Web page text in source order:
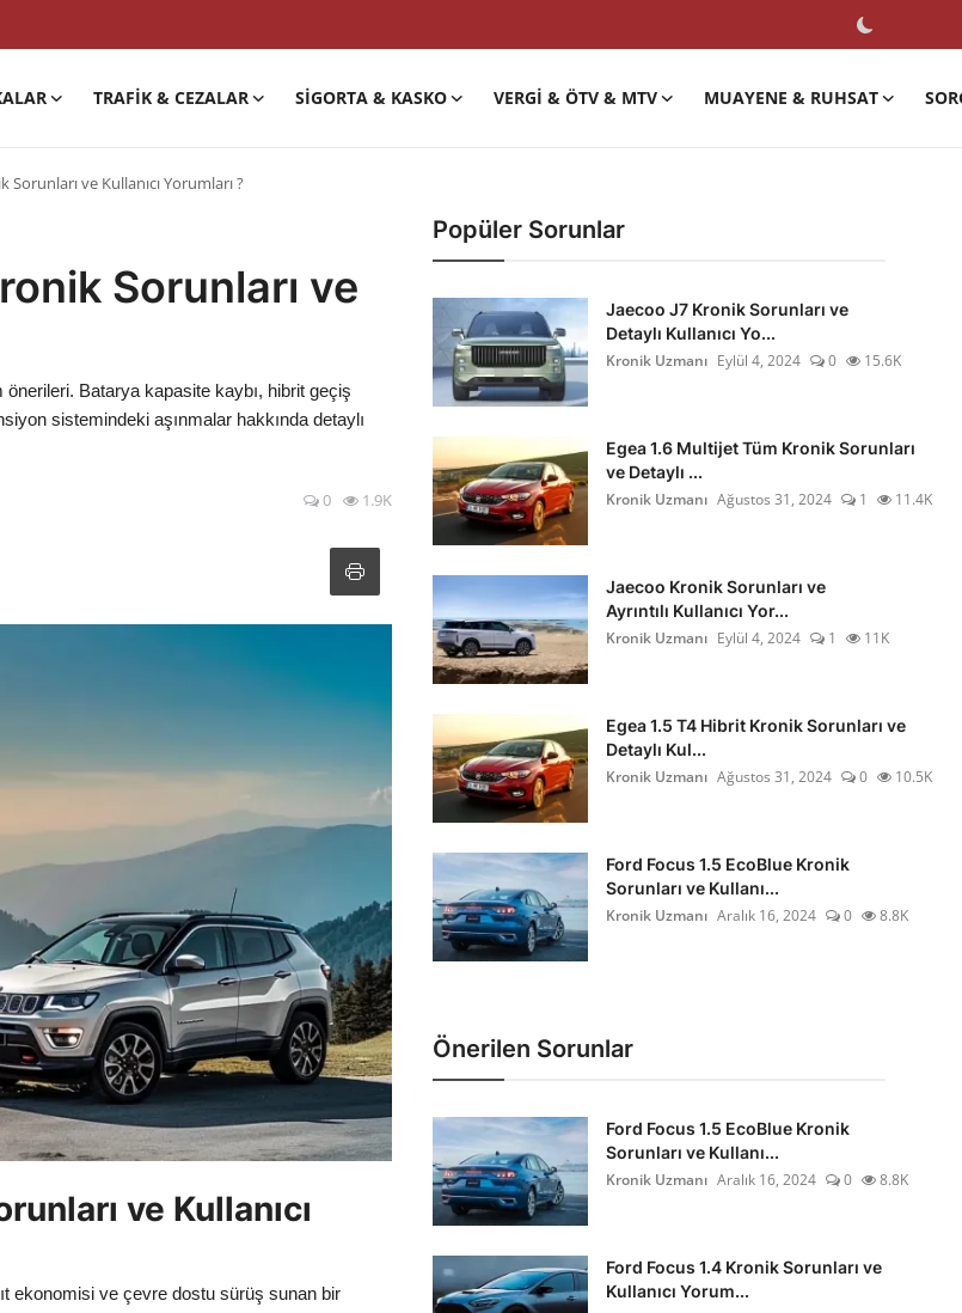
TRAFIK & CEZALAR SIGORTA & KASKO VERGI & ÖTV & MTV MUAYENE & RUHSAT
ve Kullanıcı Yorumları ?
Sorunları ve
Batarya kapasite kaybı, hibrit geçiş
sistemindeki aşınmalar hakkında detaylı
0 1.9K
ve Kullanıcı
ekonomisi ve çevre dostu sürüş sunan bir
Popüler Sorunlar
Jaecoo J7 Kronik Sorunları ve
Detaylı Kullanıcı Yo...
Kronik Uzmanı Eylül 4, 2024 0 15.6K
Egea 1.6 Multijet Tüm Kronik Sorunları
ve Detaylı ...
Kronik Uzmanı Ağustos 31, 2024 1 11.4K
Jaecoo Kronik Sorunları ve
Ayrıntılı Kullanıcı Yor...
Kronik Uzmanı Eylül 4, 2024 1 11K
Egea 1.5 T4 Hibrit Kronik Sorunları ve
Detaylı Kul...
Kronik Uzmanı Ağustos 31, 2024 0 10.5K
Ford Focus 1.5 EcoBlue Kronik
Sorunları ve Kullanı...
Kronik Uzmanı Aralık 16, 2024 0 8.8K
Önerilen Sorunlar
Ford Focus 1.5 EcoBlue Kronik
Sorunları ve Kullanı...
Kronik Uzmanı Aralık 16, 2024 0 8.8K
Ford Focus 1.4 Kronik Sorunları ve
Kullanıcı Yorum...